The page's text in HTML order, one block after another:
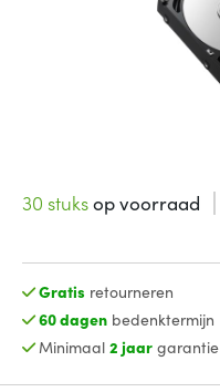
30 stuksop voorraad
Gratis retourneren
60 dagenbedenktermijn
Minimaal 2 jaargarantie